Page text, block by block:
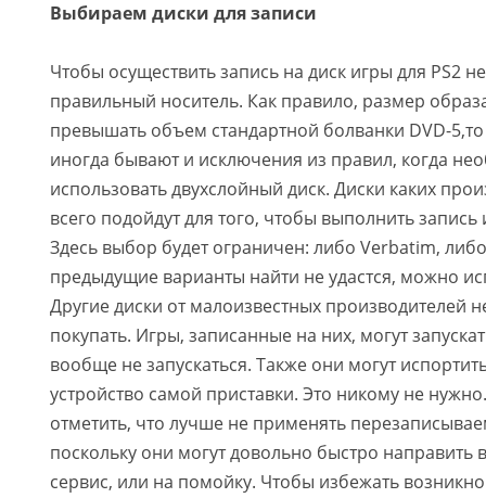
Выбираем диски для записи
Чтобы осуществить запись на диск игры для PS2
правильный носитель. Как правило, размер
превышать объем стандартной болванки DVD-5,то
иногда бывают и исключения из правил, когда
использовать двухслойный диск. Диски каких
всего подойдут для того, чтобы выполнить запись
Здесь выбор будет ограничен: либо Verbatim,
предыдущие варианты найти не удастся, можно
Другие диски от малоизвестных производителей
покупать. Игры, записанные на них, могут
вообще не запускаться. Также они могут
устройство самой приставки. Это никому не
отметить, что лучше не применять
поскольку они могут довольно быстро направить
сервис, или на помойку. Чтобы избежать